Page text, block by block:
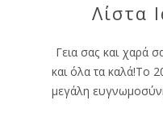
Λίστα
Γεια σας και χαρά
και όλα τα καλά!Το
μεγάλη